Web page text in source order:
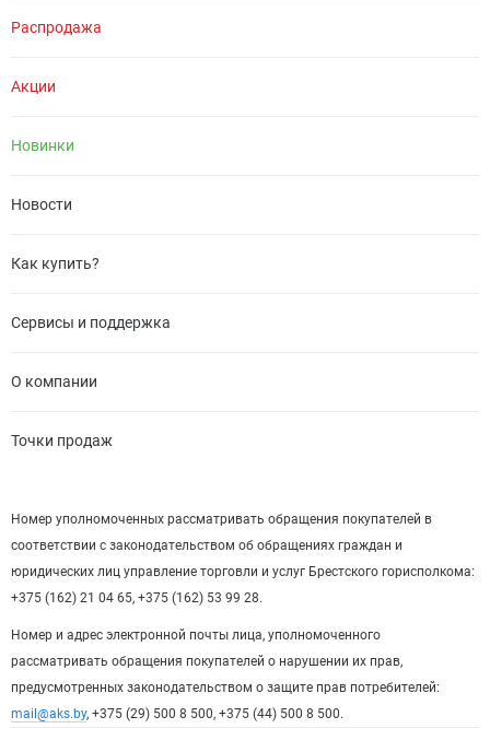
Распродажа
Акции
Новинки
Новости
Как купить?
Сервисы и поддержка
О компании
Точки продаж
Номер уполномоченных рассматривать обращения покупателей в
соответствии с законодательством об обращениях граждан и
юридических лиц управление торговли и услуг Брестского горисполкома:
+375 (162) 21 04 65, +375 (162) 53 99 28.
Номер и адрес электронной почты лица, уполномоченного
рассматривать обращения покупателей о нарушении их прав,
предусмотренных законодательством о защите прав потребителей:
mail@aks.by, +375 (29) 500 8 500, +375 (44) 500 8 500.